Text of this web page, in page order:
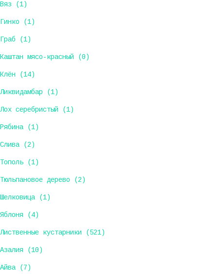
Вяз (1)
Гинко (1)
Граб (1)
Каштан мясо-красный (0)
Клён (14)
Ликвидамбар (1)
Лох серебристый (1)
Рябина (1)
Слива (2)
Тополь (1)
Тюльпановое дерево (2)
Шелковица (1)
Яблоня (4)
Лиственные кустарники (521)
Азалия (10)
Айва (7)